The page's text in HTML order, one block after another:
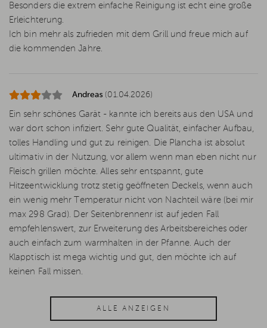
Besonders die extrem einfache Reinigung ist echt eine große
Erleichterung.
Ich bin mehr als zufrieden mit dem Grill und freue mich auf
die kommenden Jahre.
Andreas (01.04.2026)
Ein sehr schönes Garät - kannte ich bereits aus den USA und
war dort schon infiziert. Sehr gute Qualität, einfacher Aufbau,
tolles Handling und gut zu reinigen. Die Plancha ist absolut
ultimativ in der Nutzung, vor allem wenn man eben nicht nur
Fleisch grillen möchte. Alles sehr entspannt, gute
Hitzeentwicklung trotz stetig geöffneten Deckels, wenn auch
ein wenig mehr Temperatur nicht von Nachteil wäre (bei mir
max 298 Grad). Der Seitenbrennenr ist auf jeden Fall
empfehlenswert, zur Erweiterung des Arbeitsbereiches oder
auch einfach zum warmhalten in der Pfanne. Auch der
Klapptisch ist mega wichtig und gut, den möchte ich auf
keinen Fall missen.
ALLE ANZEIGEN